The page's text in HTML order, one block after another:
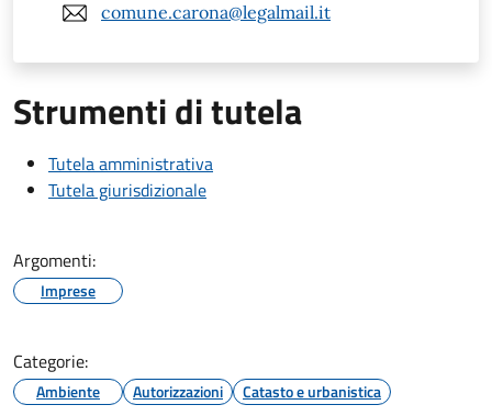
comune.carona@legalmail.it
Strumenti di tutela
Tutela amministrativa
Tutela giurisdizionale
Argomenti:
Imprese
Categorie:
Ambiente Autorizzazioni Catasto e urbanistica